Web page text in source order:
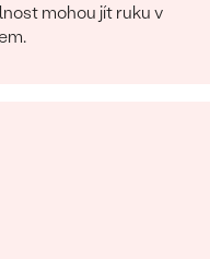
mohou jít ruku v